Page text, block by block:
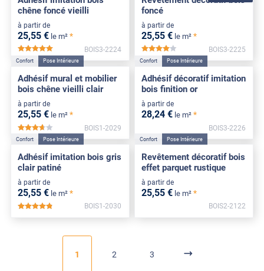
chêne foncé vieilli
à partir de
25,55 € le m² *
BOIS3-2224
foncé
à partir de
25,55 € le m² *
*****
BOIS3-2225
Confort Pose Intérieure
Adhésif mural et mobilier
bois chêne vieilli clair
à partir de
25,55 € le m² *
*****
BOIS1-2029
Confort Pose Intérieure
Adhésif décoratif imitation
bois finition or
à partir de
28,24 € le m² *
BOIS3-2226
Confort Pose Intérieure
Adhésif imitation bois gris
clair patiné
à partir de
25,55 € le m² *
*****
BOIS1-2030
Confort Pose Intérieure
Revêtement décoratif bois
effet parquet rustique
à partir de
25,55 € le m² *
BOIS2-2122
1 2 3